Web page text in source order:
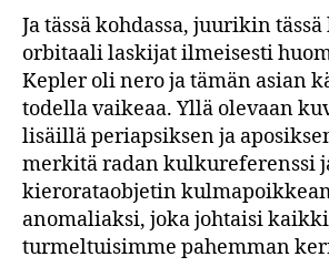
Ja tässä kohdassa, juurikin tässä
orbitaali laskijat ilmeisesti
Kepler oli nero ja tämän asian
todella vaikeaa. Yllä olevaan
lisäillä periapsiksen ja
merkitä radan kulkureferenssi
kierorataobjetin
anomaliaksi, joka johtaisi
turmeltuisimme pahemman